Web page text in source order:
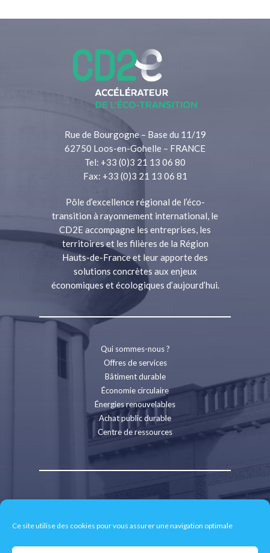
Ce site utilise des cookies pour vous assurer une navigation optimale
Rue de Bourgogne – Base du 11/19
62750 Loos-en-Gohelle – FRANCE
Tel: +33 (0)3 21 13 06 80
Fax: +33 (0)3 21 13 06 81
Pôle d’excellence régional de l’éco-
transition à rayonnement international, le
CD2E accompagne les entreprises, les
territoires et les filières de la Région
Hauts-de-France et leur apporte des
solutions concrètes aux enjeux
économiques et écologiques d’aujourd’hui.
Qui sommes-nous ?
Offres de services
Bâtiment durable
Économie circulaire
Énergies renouvelables
Achat public durable
Centre de ressources
Contact
Espace presse